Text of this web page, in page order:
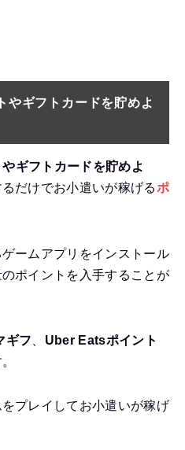
ギフトカードを貯めよ
ギフトカードを貯めよ
だけでお小遣いが稼げるポ
ームアプリをインストール
ポイントを入手することが
ギフ
Uber Eatsポイント
プレイしてお小遣いが稼げ